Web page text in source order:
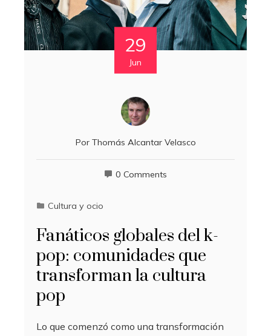
29
Jun
Por Thomás Alcantar Velasco
0 Comments
Cultura y ocio
Fanáticos globales del k-
pop: comunidades que
transforman la cultura
pop
Lo que comenzó como una transformación